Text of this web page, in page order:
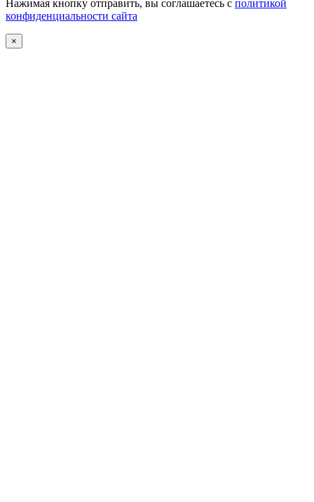
Нажимая кнопку отправить, вы соглашаетесь с политикой
конфиденциальности сайта
×